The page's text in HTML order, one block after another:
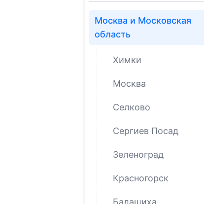
Москва и Московская
область
Химки
Москва
Селково
Сергиев Посад
Зеленоград
Красногорск
Балашиха